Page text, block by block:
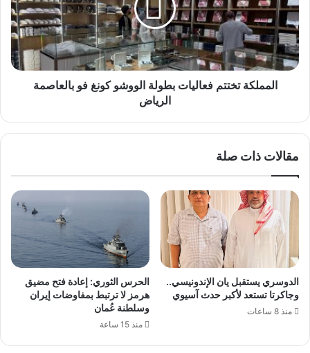
الووشو
كونغ
فو
بالعاصمة
الرياض
المملكة تختتم فعاليات بطولة الووشو كونغ فو بالعاصمة
الرياض
مقالات ذات صلة
الدوسري يستقبل يان الإندونيسي..
وجاكرتا تستعد لأكبر حدث آسيوي
منذ 8 ساعات
الحرس الثوري: إعادة فتح مضيق
هرمز لا ترتبط بمفاوضات إيران
وسلطنة عُمان
منذ 15 ساعة